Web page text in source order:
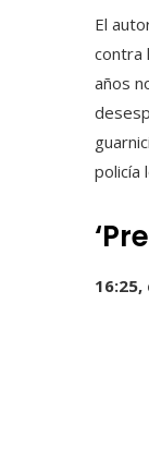
El
contra
años
policía